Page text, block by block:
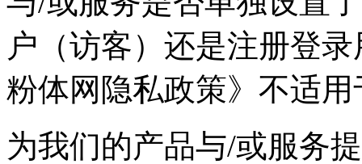
户（访客）还是注册登
粉体网隐私政策》不适
为我们的产品与/或服务